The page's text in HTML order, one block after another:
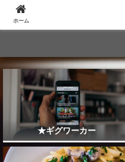
★ギグワーカー
ホーム